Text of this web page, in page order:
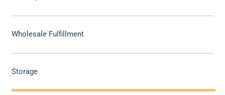
Wholesale Fulfillment
Storage